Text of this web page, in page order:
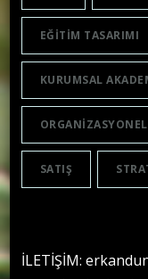
EĞITIM TASARIMI
KURUMSAL
SATIŞ
İLETİŞİM: